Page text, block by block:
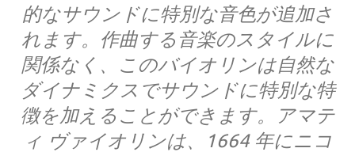
的なサウンドに特別な音色が追加さ
れます。作曲する音楽のスタイルに
関係なく、このバイオリンは自然な
ダイナミクスでサウンドに特別な特
徴を加えることができます。アマテ
ィ ヴァイオリンは、1664 年にニコ